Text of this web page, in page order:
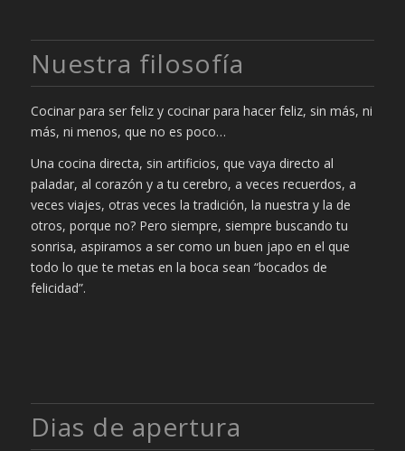
Nuestra filosofía
Cocinar para ser feliz y cocinar para hacer feliz, sin más, ni
más, ni menos, que no es poco…
Una cocina directa, sin artificios, que vaya directo al
paladar, al corazón y a tu cerebro, a veces recuerdos, a
veces viajes, otras veces la tradición, la nuestra y la de
otros, porque no? Pero siempre, siempre buscando tu
sonrisa, aspiramos a ser como un buen japo en el que
todo lo que te metas en la boca sean “bocados de
felicidad”.
Dias de apertura